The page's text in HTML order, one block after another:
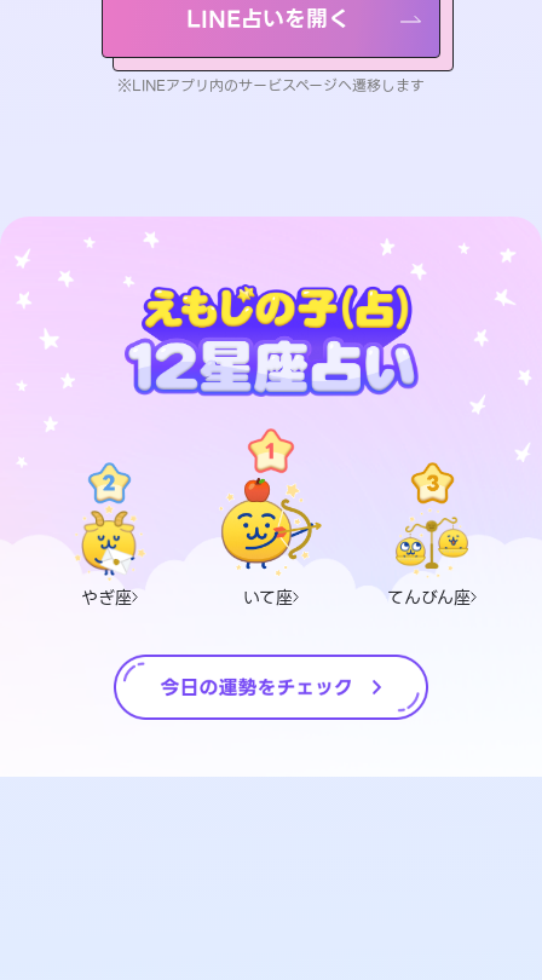
LINE占いを開く
※LINEアプリ内のサービスページへ遷移します
やぎ座 いて座 てんびん座